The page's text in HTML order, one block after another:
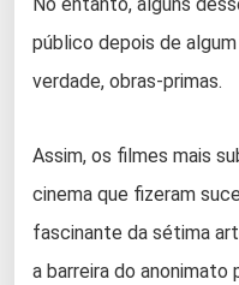
público depois de
verdade, obras-primas.
Assim, os filmes mais
cinema que fizeram
fascinante da sétima
a barreira do anonimato